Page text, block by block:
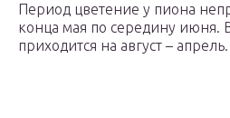
Период цветение у пиона
конца мая по середину июня.
приходится на август – апрель.